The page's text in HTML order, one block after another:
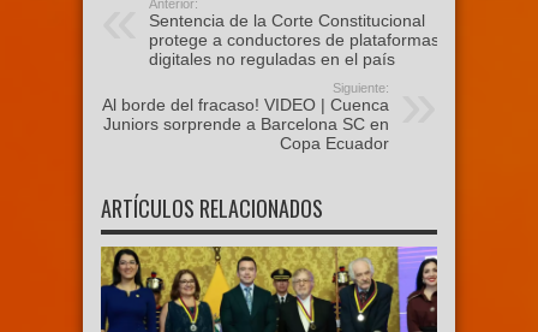
Anterior:
Sentencia de la Corte Constitucional
protege a conductores de plataformas
digitales no reguladas en el país
Siguiente:
¡Al borde del fracaso! VIDEO | Cuenca
Juniors sorprende a Barcelona SC en
Copa Ecuador
ARTÍCULOS RELACIONADOS